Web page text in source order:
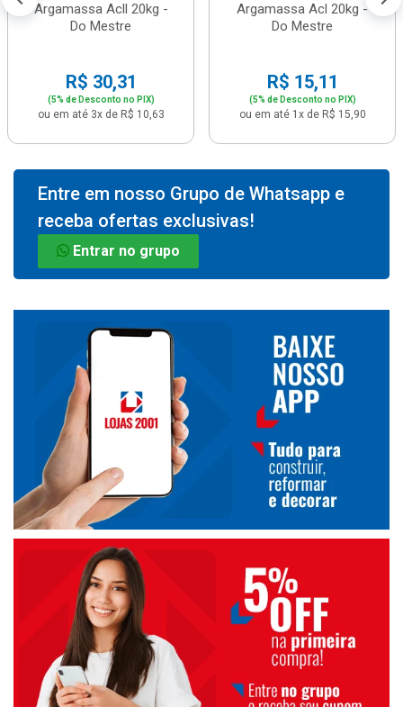
Argamassa Acll 20kg -
Do Mestre
R$ 30,31
(5% de Desconto no PIX)
ou em até 3x de R$ 10,63
Argamassa Acl 20kg -
Do Mestre
R$ 15,11
(5% de Desconto no PIX)
ou em até 1x de R$ 15,90
Entre em nosso Grupo de Whatsapp e
receba ofertas exclusivas!
Entrar no grupo